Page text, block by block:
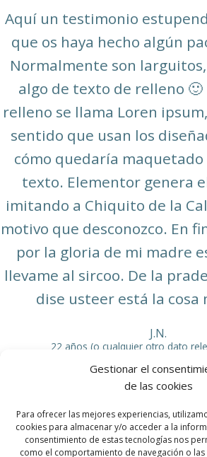
Gestionar el
de las cookies
Para ofrecer las mejores experiencias,
cookies para almacenar y/o acceder a la
consentimiento de estas tecnologías nos
como el comportamiento de navegación o
Aquí un testimonio
que os haya hecho algún
Normalmente son
algo de texto de relleno
relleno se llama Loren
sentido que usan los
cómo quedaría maquetado
texto. Elementor genera
imitando a Chiquito de la
motivo que desconozco. En
por la gloria de mi madre
llevame al sircoo. De la
dise usteer está la cosa
J.N.
22 años (o cualquier otro dato
Copyright © 2025 Vivir de la Terapia l